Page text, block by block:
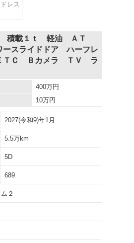
レス
Ｉ 積載１ｔ 軽油 ＡＴ
スライドドア ハーフレ
ＴＣ Ｂカメラ ＴＶ ラ
400万円
10万円
2027(令和9)年1月
5.5万km
5D
689
２